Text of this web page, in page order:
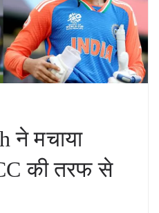
ने मचाया
की तरफ से